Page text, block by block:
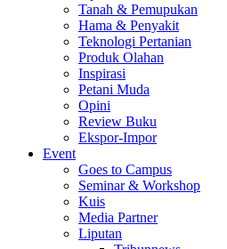
Tanah & Pemupukan
Hama & Penyakit
Teknologi Pertanian
Produk Olahan
Inspirasi
Petani Muda
Opini
Review Buku
Ekspor-Impor
Event
Goes to Campus
Seminar & Workshop
Kuis
Media Partner
Liputan